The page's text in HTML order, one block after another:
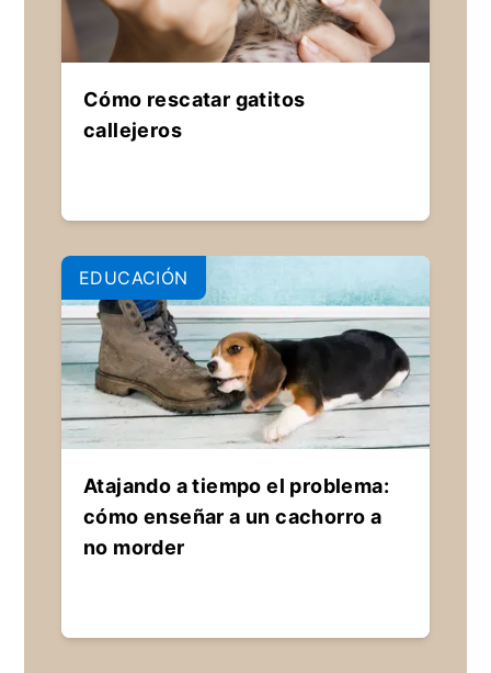
Cómo rescatar gatitos
callejeros
EDUCACIÓN
Atajando a tiempo el problema:
cómo enseñar a un cachorro a
no morder